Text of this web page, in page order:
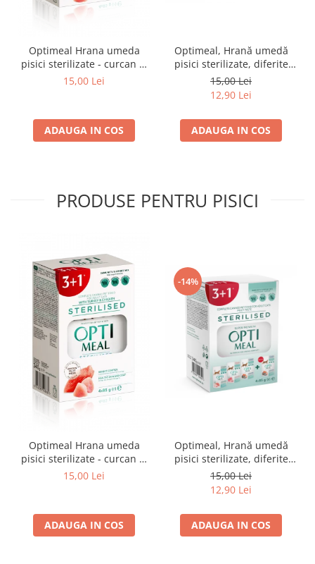
Optimeal Hrana umeda
pisici sterilizate - curcan si
pui in sos, set 3+1,
15,00 Lei
ADAUGA IN COS
Optimeal, Hrană umedă
pisici sterilizate, diferite
arome, (3+1), 0.34kg
15,00 Lei
12,90 Lei
ADAUGA IN COS
PRODUSE PENTRU PISICI
Optimeal Hrana umeda
pisici sterilizate - curcan si
pui in sos, set 3+1,
15,00 Lei
ADAUGA IN COS
-14%
Optimeal, Hrană umedă
pisici sterilizate, diferite
arome, (3+1), 0.34kg
15,00 Lei
12,90 Lei
ADAUGA IN COS